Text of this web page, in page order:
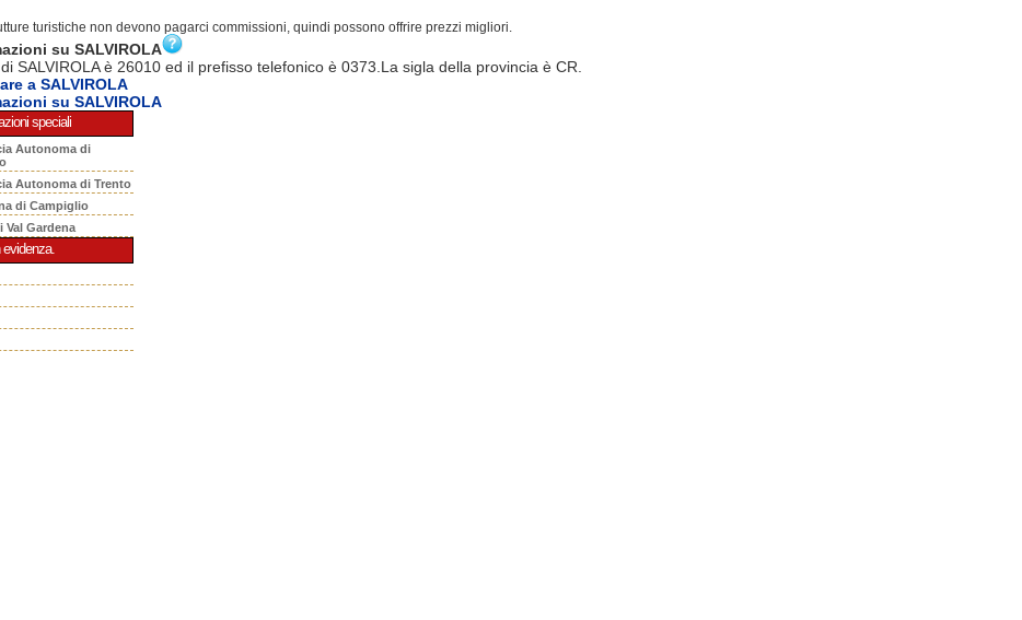
turistiche non devono pagarci commissioni, quindi possono offrire prezzi migliori.
su SALVIROLA
SALVIROLA è 26010 ed il prefisso telefonico è 0373.La sigla della provincia è CR.
a SALVIROLA
su SALVIROLA
speciali
Autonoma di
Autonoma di Trento
di Campiglio
Val Gardena
evidenza.